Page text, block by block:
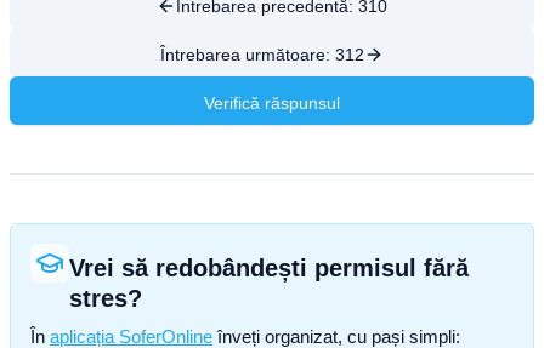
Întrebarea precedentă: 310
Întrebarea următoare: 312
Verifică răspunsul
Vrei să redobândești permisul fără
stres?
În aplicația SoferOnline înveți organizat, cu pași simpli: